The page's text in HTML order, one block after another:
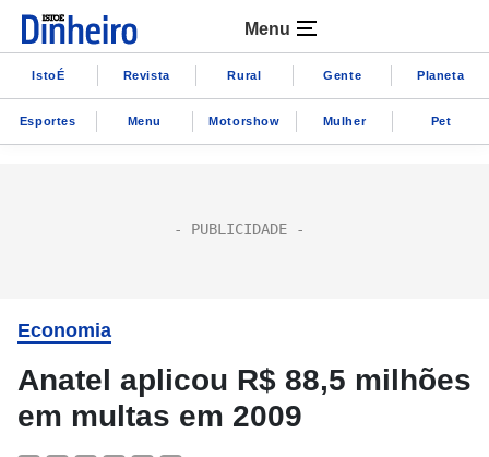
Menu
IstoÉ Revista Rural Gente Planeta
Esportes Menu Motorshow Mulher Pet
Economia
Anatel aplicou R$ 88,5 milhões
em multas em 2009